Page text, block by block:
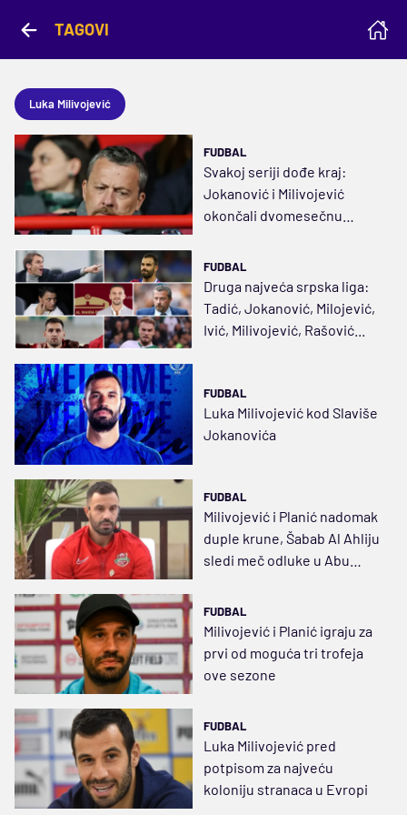
TAGOVI
Luka Milivojević
FUDBAL
Svakoj seriji dođe kraj:
Jokanović i Milivojević
okončali dvomesečnu
FUDBAL
Druga najveća srpska liga:
Tadić, Jokanović, Milojević,
Ivić, Milivojević, Rašović...
FUDBAL
Luka Milivojević kod Slaviše
Jokanovića
FUDBAL
Milivojević i Planić nadomak
duple krune, Šabab Al Ahliju
sledi meč odluke u Abu
FUDBAL
Milivojević i Planić igraju za
prvi od moguća tri trofeja
ove sezone
FUDBAL
Luka Milivojević pred
potpisom za najveću
koloniju stranaca u Evropi